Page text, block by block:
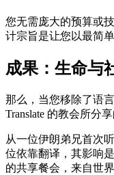
您无需庞大的预算或
计宗旨是让您以最简
成果：生命与
那么，当您移除了语
Translate 的教会所分
从一位伊朗弟兄首次
位依靠翻译，其影响
的共享餐会，来自世